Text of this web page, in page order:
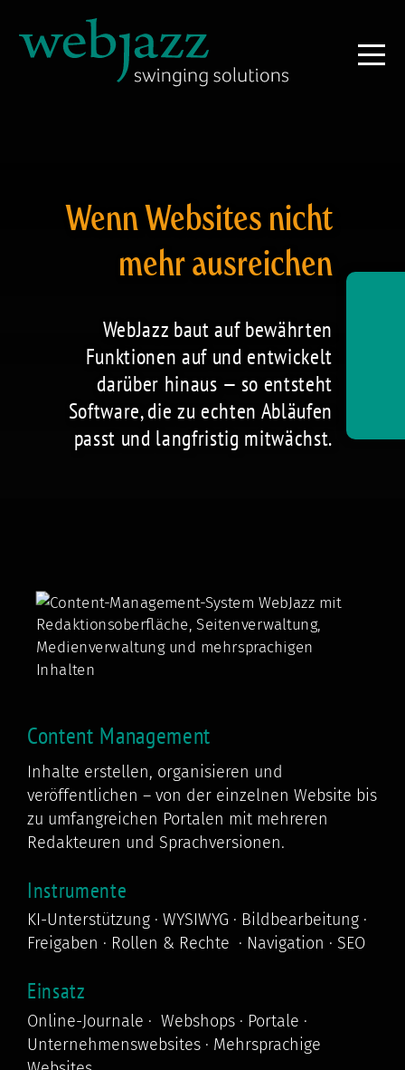
Wenn Websites nicht
mehr ausreichen
WebJazz baut auf bewährten
Funktionen auf und entwickelt
darüber hinaus — so entsteht
Software, die zu echten Abläufen
passt und langfristig mitwächst.
Content Management
Inhalte erstellen, organisieren und
veröffentlichen – von der einzelnen Website bis
zu umfangreichen Portalen mit mehreren
Redakteuren und Sprachversionen.
Instrumente
KI-Unterstützung · WYSIWYG · Bildbearbeitung ·
Freigaben · Rollen & Rechte · Navigation · SEO
Einsatz
Online-Journale · Webshops · Portale ·
Unternehmenswebsites · Mehrsprachige